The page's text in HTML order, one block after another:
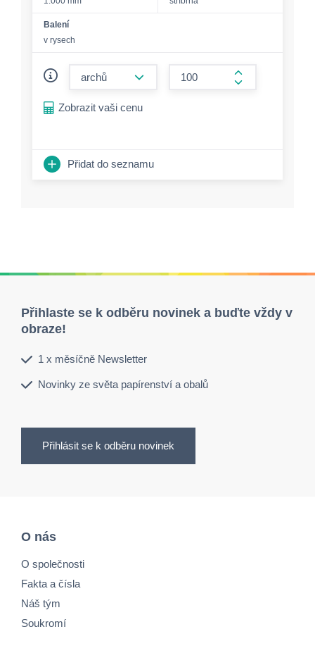
Balení
v rysech
form.increase-
Zobrazit vaši cenu
Přidat do seznamu
Přihlaste se k odběru novinek a buďte vždy v
obraze!
1 x měsíčně Newsletter
Novinky ze světa papírenství a obalů
Přihlásit se k odběru novinek
O nás
O společnosti
Fakta a čísla
Náš tým
Soukromí